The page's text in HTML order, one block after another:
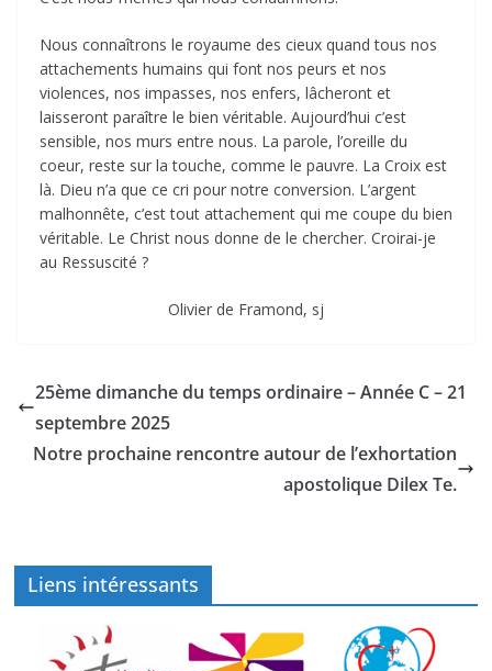
Nous connaîtrons le royaume des cieux quand tous nos
attachements humains qui font nos peurs et nos
violences, nos impasses, nos enfers, lâcheront et
laisseront paraître le bien véritable. Aujourd’hui c’est
sensible, nos murs entre nous. La parole, l’oreille du
coeur, reste sur la touche, comme le pauvre. La Croix est
là. Dieu n’a que ce cri pour notre conversion. L’argent
malhonnête, c’est tout attachement qui me coupe du bien
véritable. Le Christ nous donne de le chercher. Croirai-je
au Ressuscité ?
Olivier de Framond, sj
25ème dimanche du temps ordinaire – Année C – 21
septembre 2025
Notre prochaine rencontre autour de l’exhortation
apostolique Dilex Te.
Liens intéressants